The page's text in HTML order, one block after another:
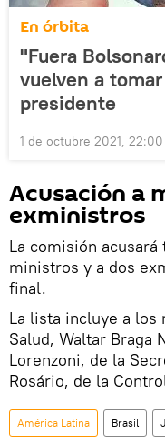
En órbita
"Fuera
vuelven a
presidente
1 de octubre 2021, 22:00
Acusación a
exministros
La comisión
ministros y a dos
final.
La lista incluye a
Salud, Waltar Braga
Lorenzoni, de la
Rosário, de la
América Latina Brasil